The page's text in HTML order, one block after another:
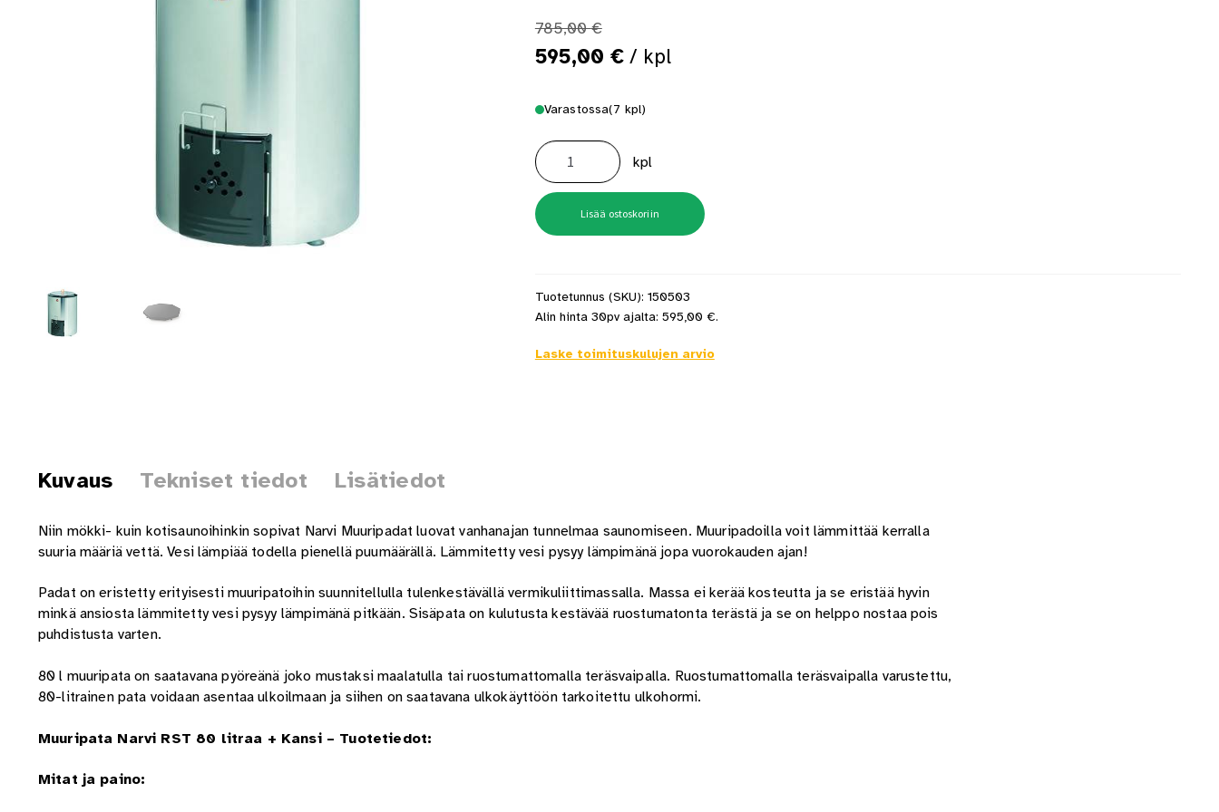
785,00€
Alkuperäinen
oli:
785,00 €.
595,00 €Nykyinen
on:
595,00 €.
/ kpl
Varastossa(7 kpl)
Muuripata
Narvi
RST
80
litraa
+
Kansi
määrä
kpl
Lisää ostoskoriin
Tuotetunnus (SKU): 150503
Alin hinta 30pv ajalta: 595,00 €.
Laske toimituskulujen arvio
Kuvaus Tekniset tiedot Lisätiedot
Niin mökki- kuin kotisaunoihinkin sopivat Narvi Muuripadat luovat vanhanajan tunnelmaa saunomiseen. Muuripadoilla voit lämmittää kerralla
suuria määriä vettä. Vesi lämpiää todella pienellä puumäärällä. Lämmitetty vesi pysyy lämpimänä jopa vuorokauden ajan!
Padat on eristetty erityisesti muuripatoihin suunnitellulla tulenkestävällä vermikuliittimassalla. Massa ei kerää kosteutta ja se eristää hyvin
minkä ansiosta lämmitetty vesi pysyy lämpimänä pitkään. Sisäpata on kulutusta kestävää ruostumatonta terästä ja se on helppo nostaa pois
puhdistusta varten.
80 l muuripata on saatavana pyöreänä joko mustaksi maalatulla tai ruostumattomalla teräsvaipalla. Ruostumattomalla teräsvaipalla varustettu,
80-litrainen pata voidaan asentaa ulkoilmaan ja siihen on saatavana ulkokäyttöön tarkoitettu ulkohormi.
Muuripata Narvi RST 80 litraa + Kansi – Tuotetiedot:
Mitat ja paino: